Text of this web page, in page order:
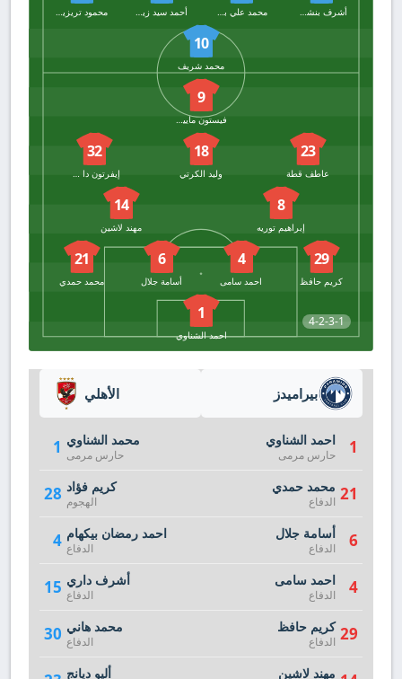
أشرف بنشرقي محمد علي بن رمضان أحمد سيد زيزو محمود تريزيجيه
10
محمد شريف
4-2-3-1
9
فيستون ماييلي
23
عاطف قطة
18
وليد الكرتي
32
إيفرتون دا سيلفا
8
إبراهيم توريه
14
مهند لاشين
29
كريم حافظ
4
احمد سامى
6
أسامة جلال
21
محمد حمدي
1
احمد الشناوي
الأهلي
1 محمد الشناوي
حارس مرمى
28 كريم فؤاد
الهجوم
4 احمد رمضان بيكهام
الدفاع
15 أشرف داري
الدفاع
30 محمد هاني
الدفاع
أليو ديانج
بيراميدز
1 احمد الشناوي
حارس مرمى
21 محمد حمدي
الدفاع
6 أسامة جلال
الدفاع
4 احمد سامى
الدفاع
29 كريم حافظ
الدفاع
مهند لاشين